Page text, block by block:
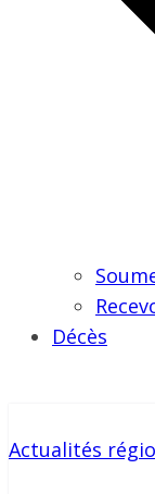
Décès
Actualités